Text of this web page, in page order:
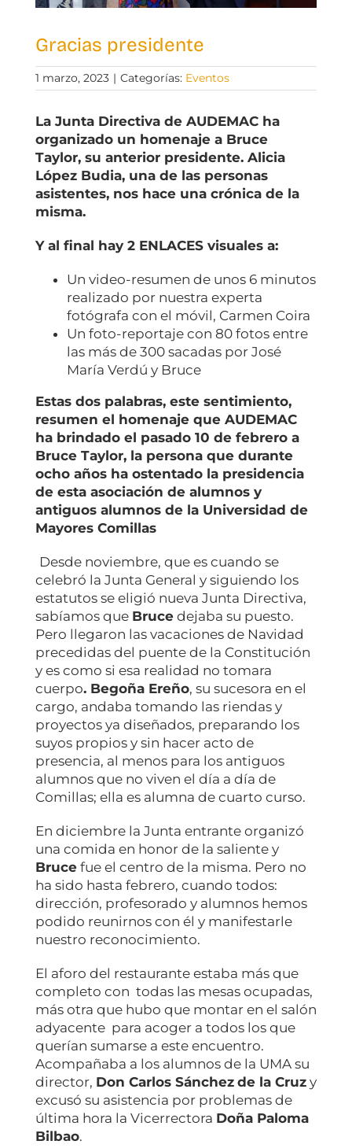
Gracias presidente
1 marzo, 2023 | Categorías: Eventos
La Junta Directiva de AUDEMAC ha
organizado un homenaje a Bruce
Taylor, su anterior presidente. Alicia
López Budia, una de las personas
asistentes, nos hace una crónica de la
misma.
Y al final hay 2 ENLACES visuales a:
Un video-resumen de unos 6 minutos
realizado por nuestra experta
fotógrafa con el móvil, Carmen Coira
Un foto-reportaje con 80 fotos entre
las más de 300 sacadas por José
María Verdú y Bruce
Estas dos palabras, este sentimiento,
resumen el homenaje que AUDEMAC
ha brindado el pasado 10 de febrero a
Bruce Taylor, la persona que durante
ocho años ha ostentado la presidencia
de esta asociación de alumnos y
antiguos alumnos de la Universidad de
Mayores Comillas
Desde noviembre, que es cuando se
celebró la Junta General y siguiendo los
estatutos se eligió nueva Junta Directiva,
sabíamos que Brucedejaba su puesto.
Pero llegaron las vacaciones de Navidad
precedidas del puente de la Constitución
y es como si esa realidad no tomara
cuerpo. Begoña Ereño, su sucesora en el
cargo, andaba tomando las riendas y
proyectos ya diseñados, preparando los
suyos propios y sin hacer acto de
presencia, al menos para los antiguos
alumnos que no viven el día a día de
Comillas; ella es alumna de cuarto curso.
En diciembre la Junta entrante organizó
una comida en honor de la saliente y
Brucefue el centro de la misma. Pero no
ha sido hasta febrero, cuando todos:
dirección, profesorado y alumnos hemos
podido reunirnos con él y manifestarle
nuestro reconocimiento.
El aforo del restaurante estaba más que
completo con todas las mesas ocupadas,
más otra que hubo que montar en el salón
adyacente para acoger a todos los que
querían sumarse a este encuentro.
Acompañaba a los alumnos de la UMA su
director, Don Carlos Sánchez de la Cruzy
excusó su asistencia por problemas de
última hora la Vicerrectora Doña Paloma
Bilbao.